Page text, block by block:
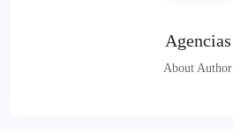
Agencias
About Author